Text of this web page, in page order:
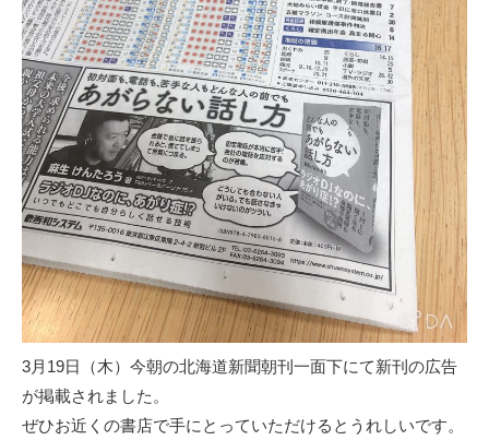
3月19日（木）今朝の北海道新聞朝刊一面下にて新刊の広告
が掲載されました。
ぜひお近くの書店で手にとっていただけるとうれしいです。